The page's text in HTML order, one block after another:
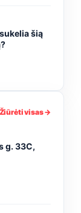
šią
Žiūrėti visas →
g. 33C,